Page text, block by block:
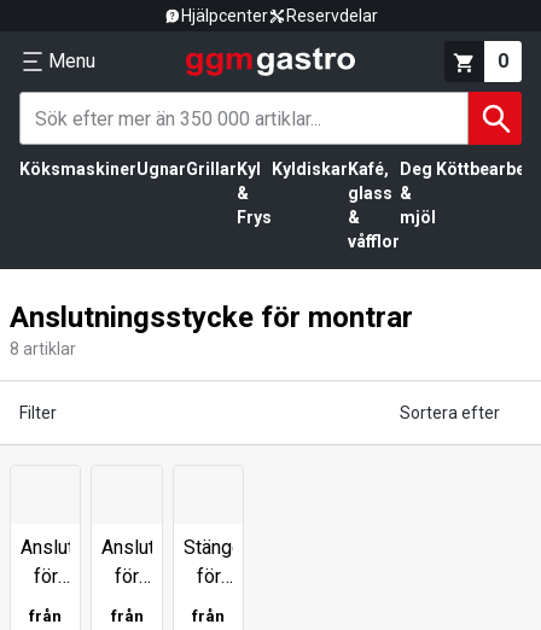
Hjälpcenter Reservdelar
Menu 0
KöksmaskinerUgnarGrillar Kyl
&
Frys
Kyldiskar Kafé,
glass
&
våfflor
Deg
&
mjöl
Anslutningsstycke för montrar
8 artiklar
Filter Sortera efter
Anslutningsstycke
för
montrar
från
Anslutningsstycke
för
montrar
från
Stänger
för
övre
från